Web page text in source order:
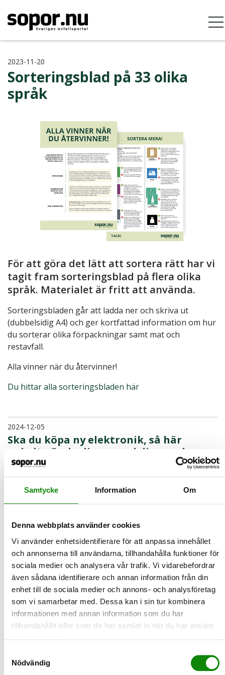
Samtycke Information Om
Denna webbplats använder cookies
Vi använder enhetsidentifierare för att anpassa innehållet
och annonserna till användarna, tillhandahålla funktioner för
sociala medier och analysera vår trafik. Vi vidarebefordrar
även sådana identifierare och annan information från din
enhet till de sociala medier och annons- och analysföretag
som vi samarbetar med. Dessa kan i sin tur kombinera
informationen med annan information som du har
tillhandahållit eller som de har samlat in när du har använt
Nödvändig
2023-11-20
Sorteringsblad på 33 olika
språk
För att göra det lätt att sortera rätt har vi
tagit fram sorteringsblad på flera olika
språk. Materialet är fritt att använda.
Sorteringsbladen går att ladda ner och skriva ut
(dubbelsidig A4) och ger kortfattad information om hur
du sorterar olika förpackningar samt mat och
restavfall.
Alla vinner när du återvinner!
Du hittar alla sorteringsbladen här
2024-12-05
Ska du köpa ny elektronik, så här
enkelt gör du dig av med din gamla
produkt
Värt att veta inför jul när många väljer att köpa exempelvis en
ny adventsljusstake, ljusslinga till julgranen eller…
LÄS MER
2024-12-01
”Vi fixade ett engångsfritt Kulturkalas”
Sommaren 2024 kanske kommer att gå till historien som den då
flergångs blev standard för snabbmat. För när Sveriges…
LÄS MER
2024-11-29
Black Fridag och vi uppmanar dig att
Black Friday - En dag som är starkt ihopkopplad med ökad
konsumtion - och där med tonvis förpackningar som behöver